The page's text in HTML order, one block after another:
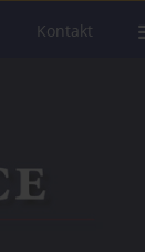
Kontakt